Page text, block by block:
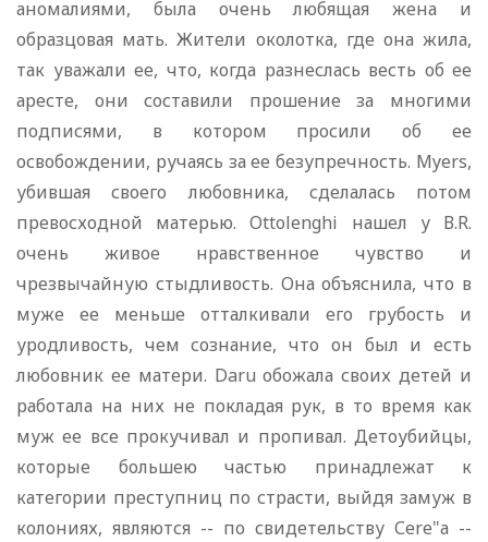
аномалиями, была очень любящая жена и
образцовая мать. Жители околотка, где она жила,
так уважали ее, что, когда разнеслась весть об ее
аресте, они составили прошение за многими
подписями, в котором просили об ее
освобождении, ручаясь за ее безупречность. Myers,
убившая своего любовника, сделалась потом
превосходной матерью. Ottolenghi нашел у В.R.
очень живое нравственное чувство и
чрезвычайную стыдливость. Она объяснила, что в
муже ее меньше отталкивали его грубость и
уродливость, чем сознание, что он был и есть
любовник ее матери. Daru обожала своих детей и
работала на них не покладая рук, в то время как
муж ее все прокучивал и пропивал. Детоубийцы,
которые большею частью принадлежат к
категории преступниц по страсти, выйдя замуж в
колониях, являются -- по свидетельству Сеrе"а --